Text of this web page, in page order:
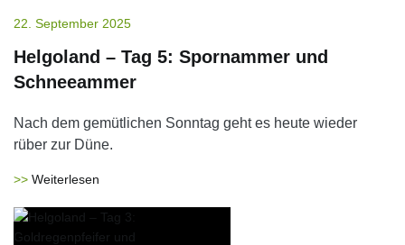
22. September 2025
Helgoland – Tag 5: Spornammer und
Schneeammer
Nach dem gemütlichen Sonntag geht es heute wieder
rüber zur Düne.
Weiterlesen